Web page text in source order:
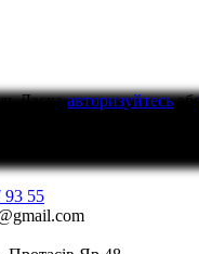
Ласкаавторизуйтесь
93 55